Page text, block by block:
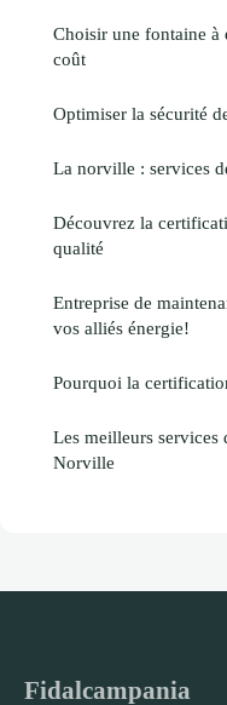
Choisir une fontaine à
coût
Optimiser la sécurité
La norville : services
Découvrez la
qualité
Entreprise de
vos alliés énergie!
Pourquoi la
Les meilleurs services
Norville
Fidalcampania